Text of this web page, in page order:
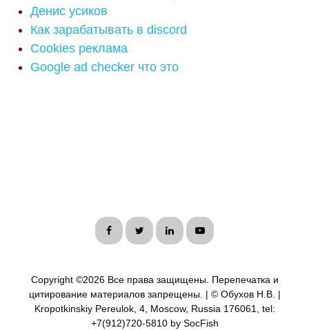
Денис усиков
Как зарабатывать в discord
Cookies реклама
Google ad checker что это
Copyright ©2026 Все права защищены. Перепечатка и
цитирование материалов запрещены. | © Обухов Н.В. |
Kropotkinskiy Pereulok, 4, Moscow, Russia 176061, tel:
+7(912)720-5810 by SocFish